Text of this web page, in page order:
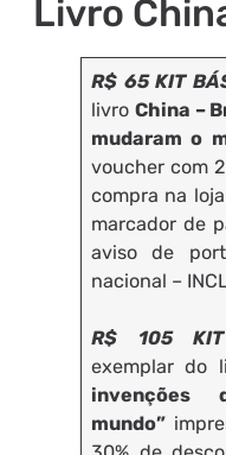
Livro
R$ 65 KIT
livro China –
mudaram o
voucher com
compra na
marcador de
aviso de
nacional –
R$ 105 KIT
exemplar do
invenções
mundo”